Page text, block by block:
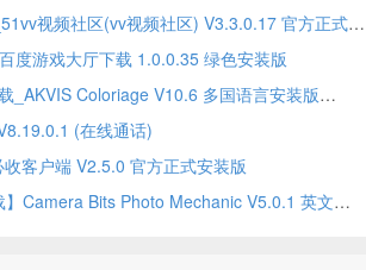
51vv视频社区下载_51vv视频社区(vv视频社区) V3.3.0.17 官方正式安装版
度游戏大厅下载 1.0.0.35 绿色安装版
AKVIS Coloriage下载_AKVIS Coloriage V10.6 多国语言安装版
(在线通话)
客户端 V2.5.0 官方正式安装版
【图像管理软件下载】Camera Bits Photo Mechanic V5.0.1 英文版